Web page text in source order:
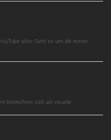
aktiv. Geht es um die reinen
bezeichnet sich als visuelle